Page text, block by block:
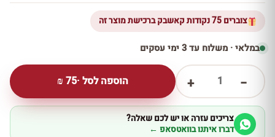
צוברים 75 נקודות קאשבק ברכישת מוצר זה
במלאי · משלוח עד 3 ימי עסקים
−
1
+ הוספה לסל ·75
₪
צריכים עזרה או יש לכם שאלה?
דברו איתנו בוואטסאפ ←